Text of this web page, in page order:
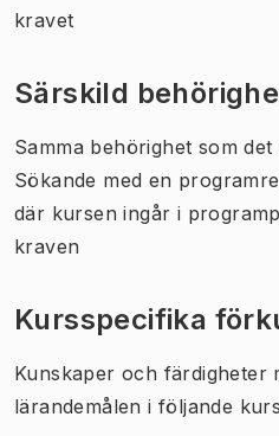
kravet
Särskild
Samma behörighet som
Sökande med en
där kursen ingår i
kraven
Kursspecifika
Kunskaper och färdigheter
lärandemålen i följande